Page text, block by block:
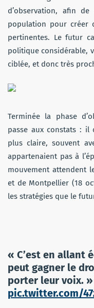
d’observation, afin
population pour créer
pertinentes. Le futur
politique considérable,
ciblée, et donc très
Terminée la phase
passe aux constats : il
plus claire, souvent
appartenaient pas à
mouvement attendent
et de Montpellier (18
les stratégies que le
« C’est en allant
peut gagner le
porter leur voix. »
pic.twitter.com/